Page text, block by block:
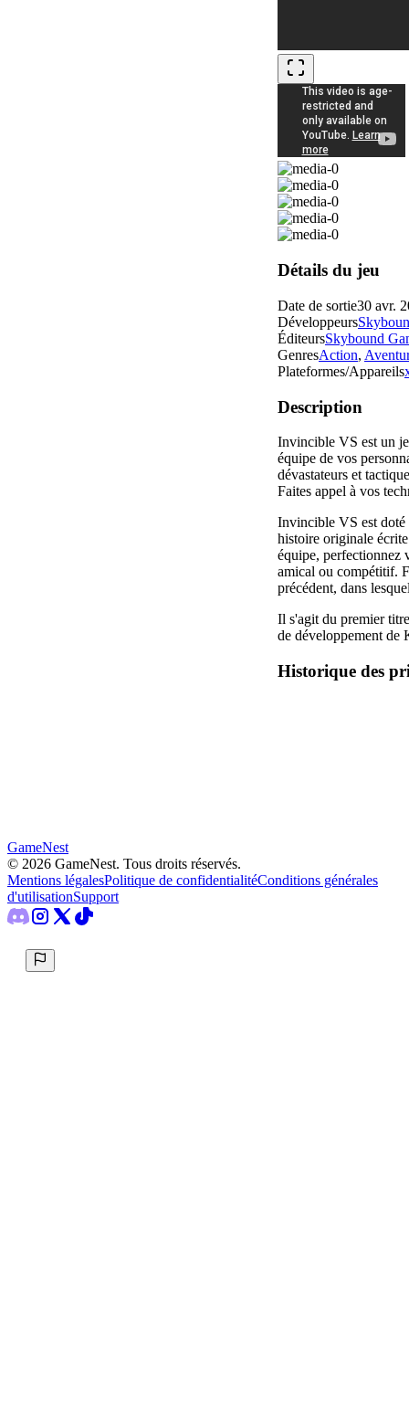
Détails du jeu
Date de sortie30 avr.
Développeurs
ÉditeursSkybound
GenresAction,
Plateformes/Appareils
Description
Invincible VS est un
équipe de vos
dévastateurs et
Faites appel à vos
Invincible VS est doté
histoire originale
équipe, perfectionnez
amical ou compétitif.
précédent, dans
Il s'agit du premier
de développement
Historique des
GameNest
© 2026 GameNest. Tous droits réservés.
Mentions légalesPolitique de confidentialitéConditions générales
d'utilisationSupport